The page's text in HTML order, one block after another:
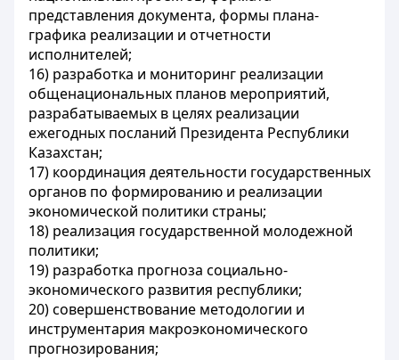
представления документа, формы плана-
графика реализации и отчетности
исполнителей;
16) разработка и мониторинг реализации
общенациональных планов мероприятий,
разрабатываемых в целях реализации
ежегодных посланий Президента Республики
Казахстан;
17) координация деятельности государственных
органов по формированию и реализации
экономической политики страны;
18) реализация государственной молодежной
политики;
19) разработка прогноза социально-
экономического развития республики;
20) совершенствование методологии и
инструментария макроэкономического
прогнозирования;